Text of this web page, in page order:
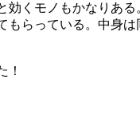
効くモノもかなりある
もらっている。中身は
！